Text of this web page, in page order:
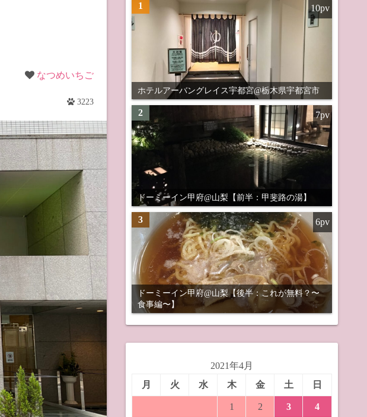
なつめいちご
3223
1
ホテルアーバングレイス宇都宮@栃木県宇都宮市
10pv
2
ドーミーイン甲府@山梨【前半：甲斐路の湯】
7pv
3
ドーミーイン甲府@山梨【後半：これが無料？〜
食事編〜】
6pv
2021年4月
月
火 水 木 金 土 日
1 2 3 4